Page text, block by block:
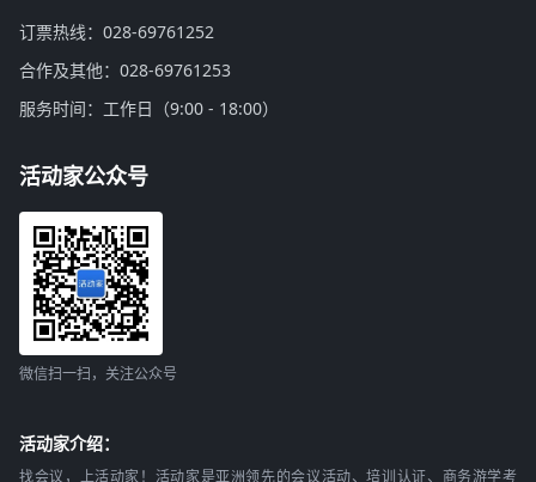
订票热线：028-69761252
合作及其他：028-69761253
服务时间：工作日（9:00 - 18:00）
活动家公众号
微信扫一扫，关注公众号
活动家介绍：
找会议，上活动家！活动家是亚洲领先的会议活动、培训认证、商务游学考